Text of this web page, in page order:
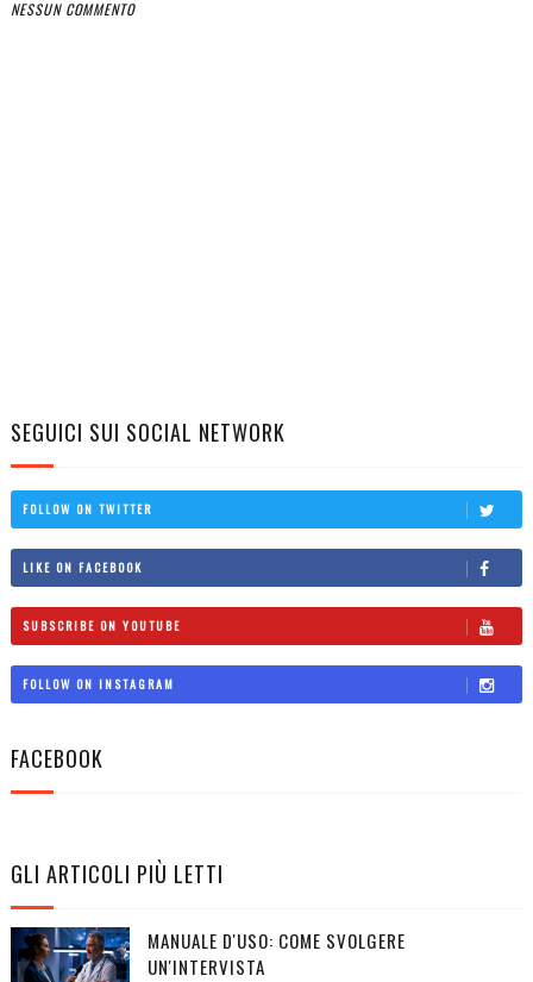
NESSUN COMMENTO
SEGUICI SUI SOCIAL NETWORK
FOLLOW ON TWITTER
LIKE ON FACEBOOK
SUBSCRIBE ON YOUTUBE
FOLLOW ON INSTAGRAM
FACEBOOK
GLI ARTICOLI PIÙ LETTI
MANUALE D'USO: COME SVOLGERE
UN'INTERVISTA